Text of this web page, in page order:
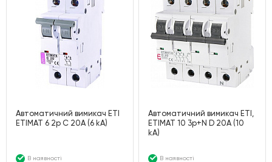
Автоматичний вимикач ETI
ETIMAT 6 2p С 20А (6 kA)
В наявності
Автоматичний вимикач ETI,
ETIMAT 10 3p+N D 20А (10
kA)
В наявності